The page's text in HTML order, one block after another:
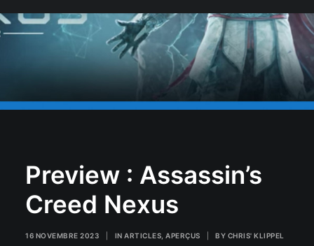
Preview : Assassin’s
Creed Nexus
16 NOVEMBRE 2023 IN ARTICLES APERÇUS BY CHRIS' KLIPPEL